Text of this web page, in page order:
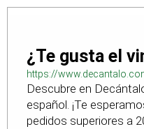
¿Te gusta el
https://
Descubre en
español. ¡Te
pedidos superiores a